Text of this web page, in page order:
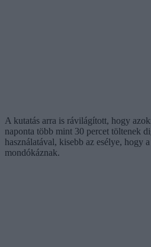
A kutatás arra is rávilágított, hogy
naponta több mint 30 percet töltenek
használatával, kisebb az esélye, hogy
mondókáznak.